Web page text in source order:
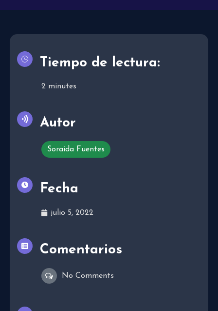
Tiempo de lectura:
2 minutes
Autor
Soraida Fuentes
Fecha
julio 5, 2022
Comentarios
No Comments